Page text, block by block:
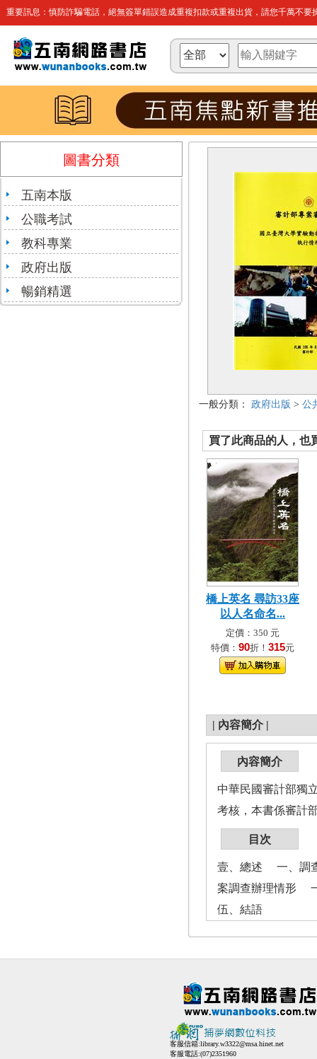
重要訊息：慎防詐騙電話，絕無簽單錯誤造成重複扣款或重複出貨，請您千萬不要
圖書分類
五南本版
公職考試
教科專業
政府出版
暢銷精選
一般分類： 政府出版 > 公
買了此商品的人，也
橋上英名 尋訪33座
以人名命名...
定價：350 元
特價： 90折！ 315元
| 內容簡介 |
內容簡介
中華民國審計部獨
考核，本書係審計
目次
壹、總述 一、調
案調查辦理情形
伍、結語
客服信箱:library.w3322@msa.hinet.net
客服電話:(07)2351960